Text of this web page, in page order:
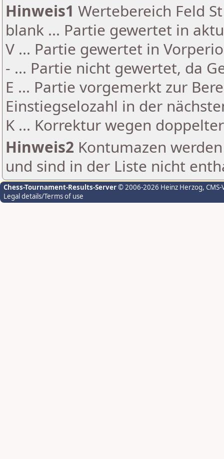
Hinweis1 Wertebereich Feld
blank ... Partie gewertet in
V ... Partie gewertet in
- ... Partie nicht gewertet, da
E ... Partie vorgemerkt zur
Einstiegselozahl in der
K ... Korrektur wegen
Hinweis2 Kontumazen
und sind in der Liste nicht
Chess-Tournament-Results-Server© 2006-2026 Heinz Herzog,
Legal details/Terms of use